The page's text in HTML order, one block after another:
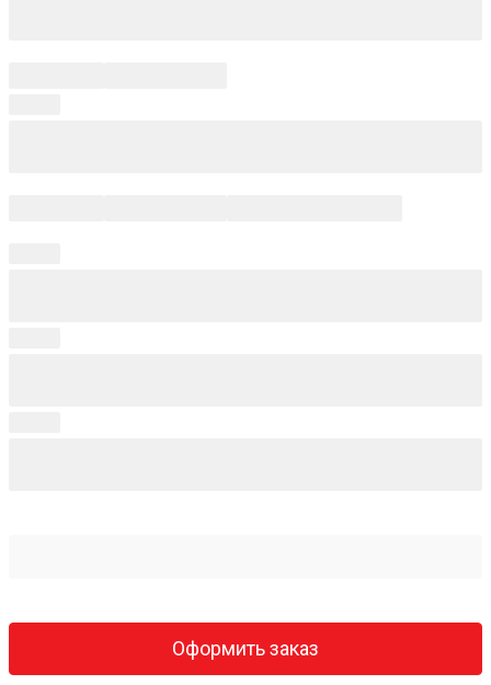
Оформить заказ